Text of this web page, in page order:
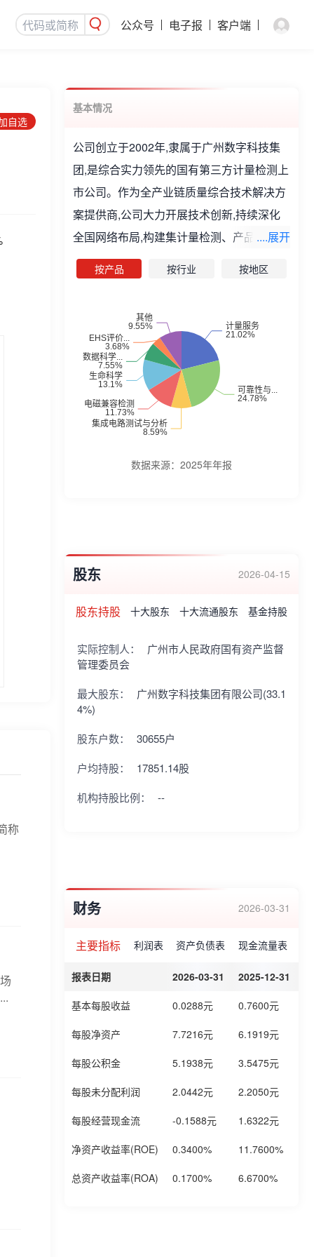
公众号 电子报 客户端
自选
称
基本情况
公司创立于2002年,隶属于广州数字科技集
团,是综合实力领先的国有第三方计量检测上
市公司。作为全产业链质量综合技术解决方
案提供商,公司大力开展技术创新,持续深化
全国网络布局,构建集计量检测、产品认证、
标准开发、科研创新及工具研制于一体的综
合化业务格局。公司主要从事计量、检测、
业荣誉:广州市科学技术三等奖、高新技术企
业牌匾、高新技术企业证书、国家中小企业
公共服务示范平台、全国电子信息行业创新
企业、广东省战略性新兴产业骨干企业、广
东省优秀企业、广州市优秀企业、广东省著
....展开
按产品 按行业 按地区
数据来源： 2025年年报
股东 2026-04-15
股东持股 十大股东 十大流通股东 基金持股
实际控制人：
广州市人民政府国有资产监督
管理委员会
最大股东：
广州数字科技集团有限公司(33.1
4%)
股东户数：
30655户
户均持股：
17851.14股
机构持股比例：
--
财务 2026-03-31
主要指标 利润表 资产负债表 现金流量表
报表日期 2026-03-31 2025-12-31
基本每股收益 0.0288元 0.7600元
每股净资产 7.7216元 6.1919元
每股公积金 5.1938元 3.5475元
每股未分配利润 2.0442元 2.2050元
每股经营现金流 -0.1588元 1.6322元
净资产收益率(ROE) 0.3400% 11.7600%
总资产收益率(ROA) 0.1700% 6.6700%